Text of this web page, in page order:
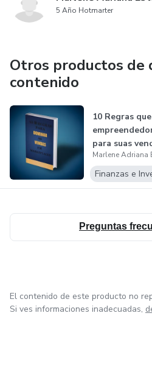
5 Año Hotmarter
Otros productos de
contenido
10 Regras
para suas
Preguntas
El contenido de este producto no
Si ves informaciones inadecuadas,